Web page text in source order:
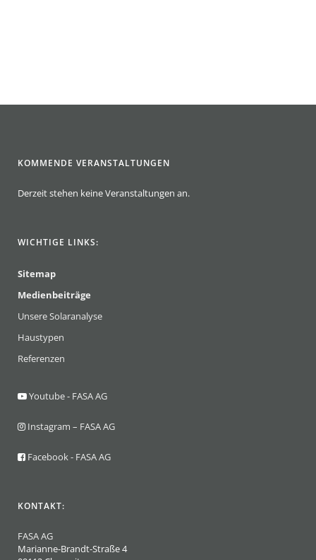
KOMMENDE VERANSTALTUNGEN
Derzeit stehen keine Veranstaltungen an.
WICHTIGE LINKS:
Sitemap
Medienbeiträge
Unsere Solaranalyse
Haustypen
Referenzen
Youtube - FASA AG
Instagram – FASA AG
Facebook - FASA AG
KONTAKT:
FASA AG
Marianne-Brandt-Straße 4